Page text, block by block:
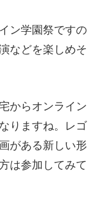
ン学園祭ですの
などを楽しめそ
からオンライン
りますね。レゴ
がある新しい形
は参加してみて